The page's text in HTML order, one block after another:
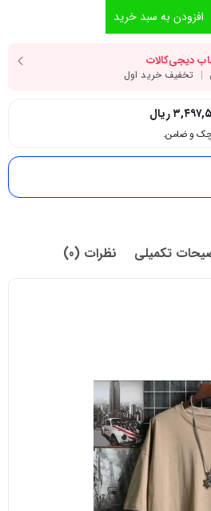
افزودن به سبد خرید
ریال
تکمیلی نظرات (0)